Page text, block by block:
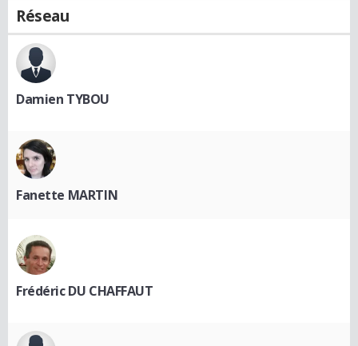
Réseau
Damien TYBOU
Fanette MARTIN
Frédéric DU CHAFFAUT